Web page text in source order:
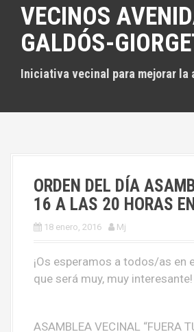
a
VECINOS
GALDÓS-
Iniciativa vecinal para mejorar la
ORDEN DEL DÍA
16 A LAS 20 HORAS
18 enero, 2016 Mj
¡Os esperamos a todos/as en
que será muy, muy interesante!
ASAMBLEA VECINAL “FUERA